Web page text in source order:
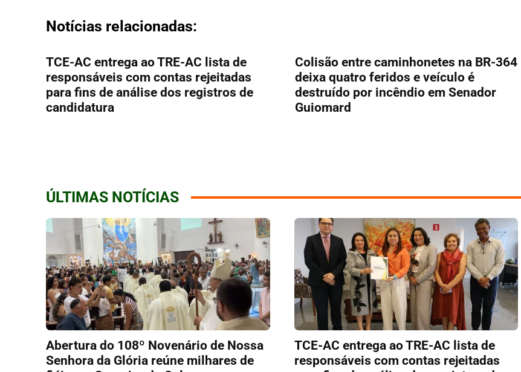
Notícias relacionadas:
TCE-AC entrega ao TRE-AC lista de
responsáveis com contas rejeitadas
para fins de análise dos registros de
candidatura
Colisão entre caminhonetes na BR-364
deixa quatro feridos e veículo é
destruído por incêndio em Senador
Guiomard
ÚLTIMAS NOTÍCIAS
Abertura do 108º Novenário de Nossa
Senhora da Glória reúne milhares de
TCE-AC entrega ao TRE-AC lista de
responsáveis com contas rejeitadas